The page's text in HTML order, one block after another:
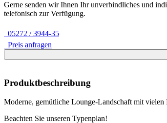
Gerne senden wir Ihnen Ihr unverbindliches und
telefonisch zur Verfügung.
05272 / 3944-35
Preis anfragen
Produktbeschreibung
Moderne, gemütliche Lounge-Landschaft mit
Beachten Sie unseren Typenplan!